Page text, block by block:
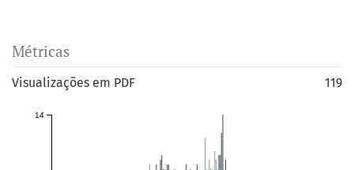
Métricas
Visualizações em PDF 119
14